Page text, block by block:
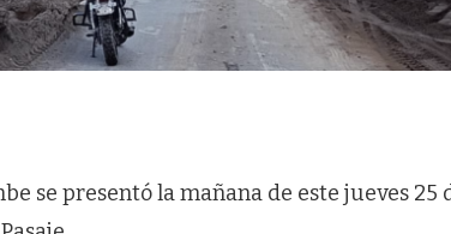
se presentó la mañana de este jueves 25